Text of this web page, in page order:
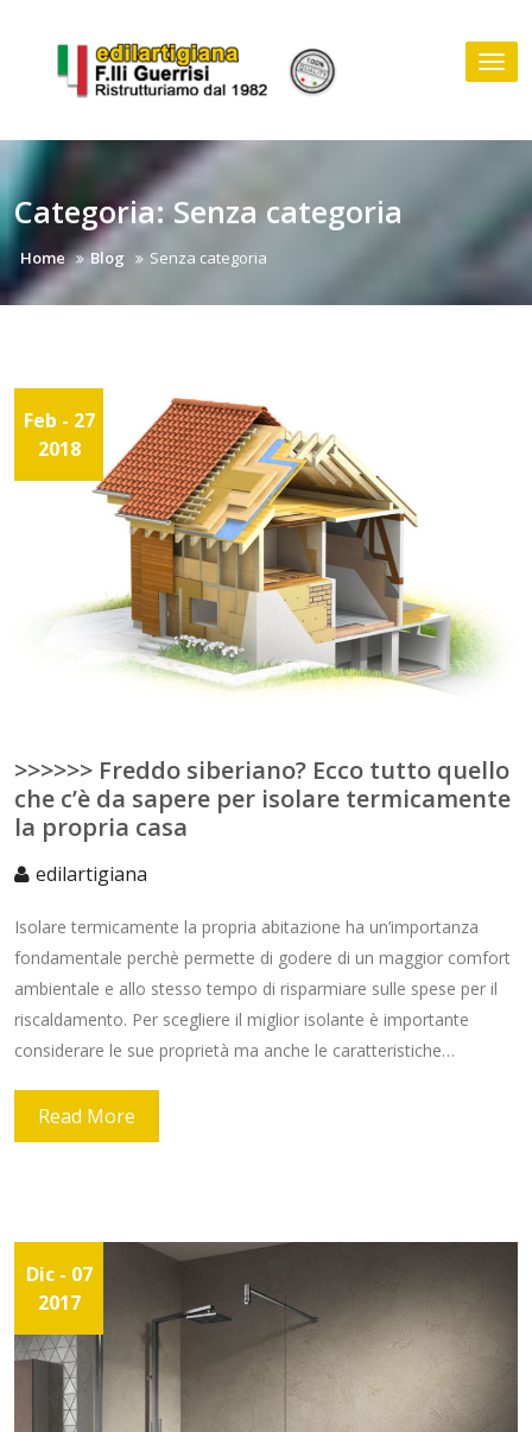
content
Categoria:Senza categoria
Home Blog Senza categoria
Feb - 27
2018
>>>>>> Freddo siberiano? Ecco tutto quello
che c’è da sapere per isolare termicamente
la propria casa
edilartigiana
Isolare termicamente la propria abitazione ha un’importanza
fondamentale perchè permette di godere di un maggior comfort
ambientale e allo stesso tempo di risparmiare sulle spese per il
riscaldamento. Per scegliere il miglior isolante è importante
considerare le sue proprietà ma anche le caratteristiche…
Read More
Dic - 07
2017